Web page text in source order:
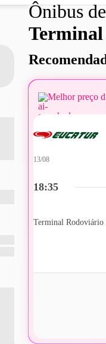
Ônibus
Melhor preço
18:35
13/08